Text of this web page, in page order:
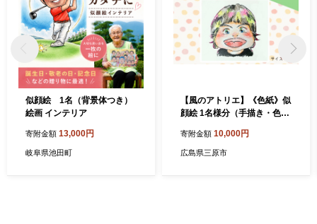
似顔絵 1名（背景体つき）
絵画 インテリア
寄附金額 13,000円
岐阜県池田町
【風のアトリエ】《色紙》似
顔絵 1名様分（手描き・色鉛
00005
寄附金額 10,000円
広島県三原市